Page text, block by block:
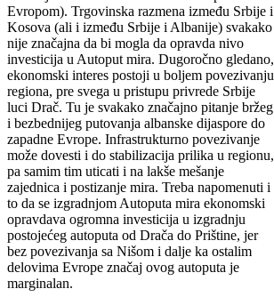
Evropom). Trgovinska razmena između Srbije i
Kosova (ali i između Srbije i Albanije) svakako
nije značajna da bi mogla da opravda nivo
investicija u Autoput mira. Dugoročno gledano,
ekonomski interes postoji u boljem povezivanju
regiona, pre svega u pristupu privrede Srbije
luci Drač. Tu je svakako značajno pitanje bržeg
i bezbednijeg putovanja albanske dijaspore do
zapadne Evrope. Infrastrukturno povezivanje
može dovesti i do stabilizacija prilika u regionu,
pa samim tim uticati i na lakše mešanje
zajednica i postizanje mira. Treba napomenuti i
to da se izgradnjom Autoputa mira ekonomski
opravdava ogromna investicija u izgradnju
postojećeg autoputa od Drača do Prištine, jer
bez povezivanja sa Nišom i dalje ka ostalim
delovima Evrope značaj ovog autoputa je
marginalan.